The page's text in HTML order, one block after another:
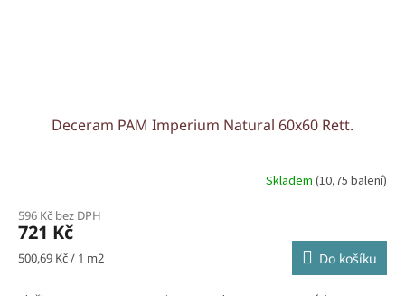
Deceram PAM Imperium Natural 60x60 Rett.
Skladem (10,75 balení)
596 Kč bez DPH
721 Kč
Měrná
500,69 Kč / 1 m2 Do košíku